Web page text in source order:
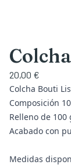
20,00 €
Colcha Bouti
Composición
Relleno de
Acabado con
Medidas